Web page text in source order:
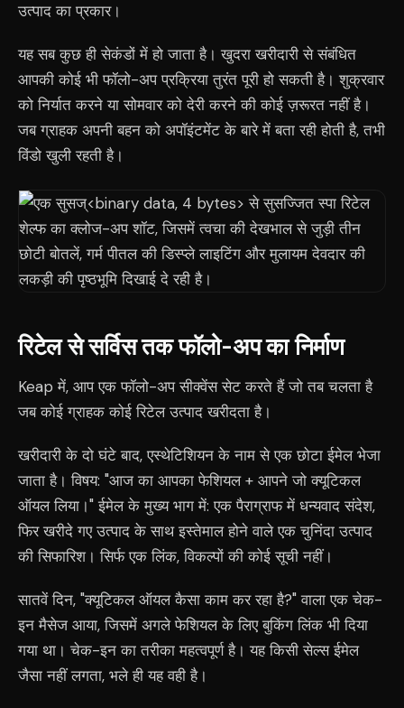
उत्पाद का प्रकार।
यह सब कुछ ही सेकंडों में हो जाता है। खुदरा खरीदारी से संबंधित
आपकी कोई भी फॉलो-अप प्रक्रिया तुरंत पूरी हो सकती है। शुक्रवार
को निर्यात करने या सोमवार को देरी करने की कोई ज़रूरत नहीं है।
जब ग्राहक अपनी बहन को अपॉइंटमेंट के बारे में बता रही होती है, तभी
विंडो खुली रहती है।
रिटेल से सर्विस तक फॉलो-अप का निर्माण
Keap में, आप एक फॉलो-अप सीक्वेंस सेट करते हैं जो तब चलता है
जब कोई ग्राहक कोई रिटेल उत्पाद खरीदता है।
खरीदारी के दो घंटे बाद, एस्थेटिशियन के नाम से एक छोटा ईमेल भेजा
जाता है। विषय: "आज का आपका फेशियल + आपने जो क्यूटिकल
ऑयल लिया।" ईमेल के मुख्य भाग में: एक पैराग्राफ में धन्यवाद संदेश,
फिर खरीदे गए उत्पाद के साथ इस्तेमाल होने वाले एक चुनिंदा उत्पाद
की सिफारिश। सिर्फ एक लिंक, विकल्पों की कोई सूची नहीं।
सातवें दिन, "क्यूटिकल ऑयल कैसा काम कर रहा है?" वाला एक चेक-
इन मैसेज आया, जिसमें अगले फेशियल के लिए बुकिंग लिंक भी दिया
गया था। चेक-इन का तरीका महत्वपूर्ण है। यह किसी सेल्स ईमेल
जैसा नहीं लगता, भले ही यह वही है।